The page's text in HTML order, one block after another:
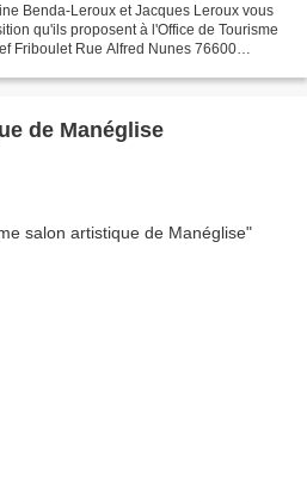
Benda-Leroux et Jacques Leroux vous
qu'ils proposent à l'Office de Tourisme
Friboulet Rue Alfred Nunes 76600
de Manéglise